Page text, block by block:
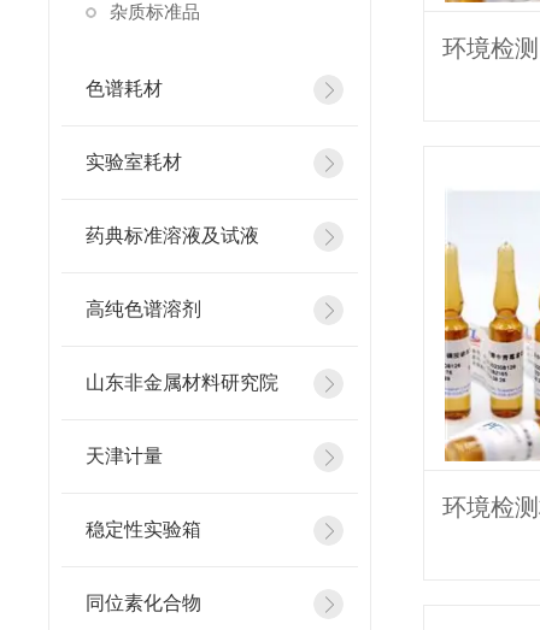
杂质标准品
色谱耗材
实验室耗材
药典标准溶液及试液
高纯色谱溶剂
山东非金属材料研究院
天津计量
稳定性实验箱
同位素化合物